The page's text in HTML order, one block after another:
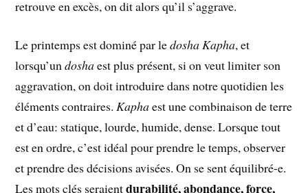
retrouve en excès, on dit alors qu’il s’aggrave.
Le printemps est dominé par ledosha Kapha, et
lorsqu’undoshaest plus présent, si on veut limiter son
aggravation, on doit introduire dans notre quotidien les
éléments contraires.Kaphaest une combinaison de terre
et d’eau: statique, lourde, humide, dense. Lorsque tout
est en ordre, c’est idéal pour prendre le temps, observer
et prendre des décisions avisées. On se sent équilibré-e.
Les mots clés seraientdurabilité, abondance, force,